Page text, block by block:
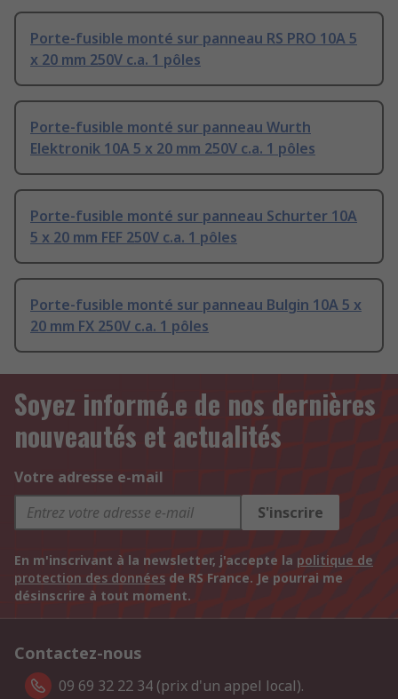
Porte-fusible monté sur panneau RS PRO 10A 5
x 20 mm 250V c.a. 1 pôles
Porte-fusible monté sur panneau Wurth
Elektronik 10A 5 x 20 mm 250V c.a. 1 pôles
Porte-fusible monté sur panneau Schurter 10A
5 x 20 mm FEF 250V c.a. 1 pôles
Porte-fusible monté sur panneau Bulgin 10A 5 x
20 mm FX 250V c.a. 1 pôles
Soyez informé.e de nos dernières
nouveautés et actualités
Votre adresse e-mail
S'inscrire
En m'inscrivant à la newsletter, j'accepte la politique de
protection des données de RS France. Je pourrai me
désinscrire à tout moment.
Contactez-nous
09 69 32 22 34 (prix d'un appel local).